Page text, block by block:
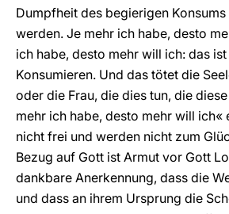
Dumpfheit des begierigen
werden. Je mehr ich habe, desto
ich habe, desto mehr will ich: das
Konsumieren. Und das tötet die
oder die Frau, die dies tun, die
mehr ich habe, desto mehr will ich«
nicht frei und werden nicht zum
Bezug auf Gott ist Armut vor Gott
dankbare Anerkennung, dass die
und dass an ihrem Ursprung die